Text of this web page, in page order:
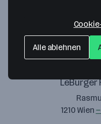
LeBurger
1210 Wien
Alle ablehnen